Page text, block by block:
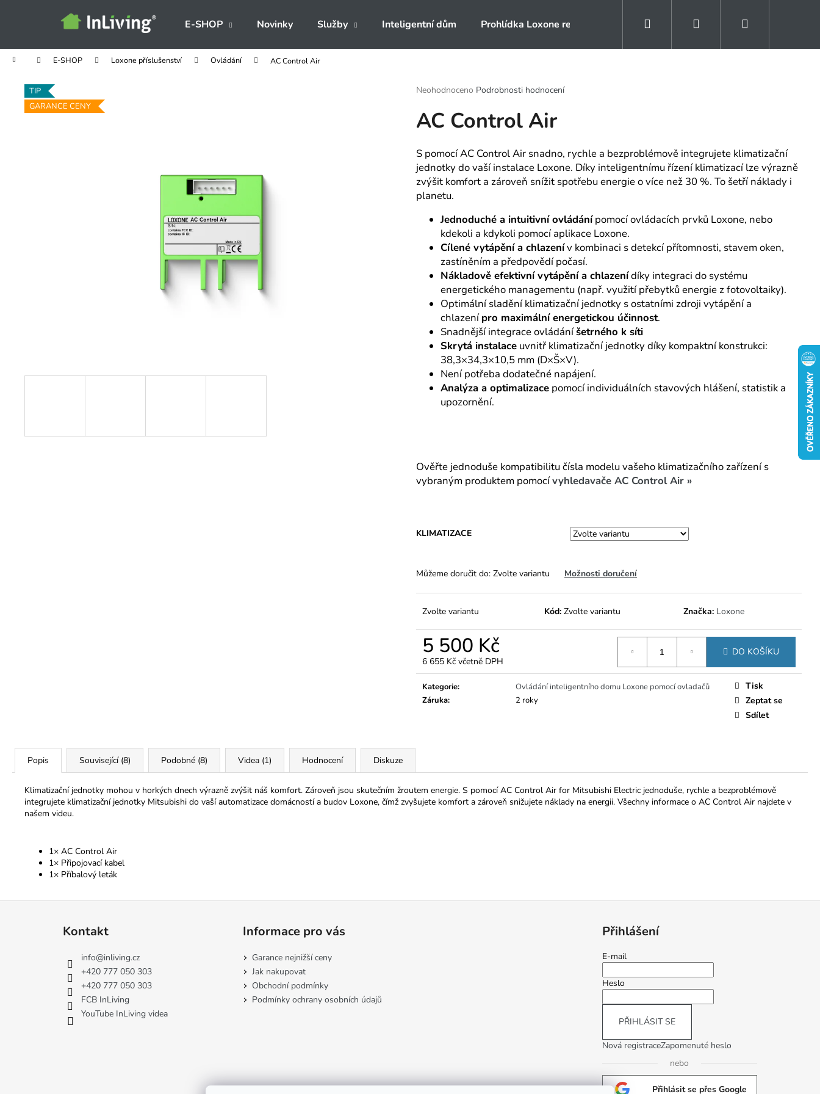
E-SHOP Novinky Služby Inteligentní dům Prohlídka Loxone rezidence Kontakty Naše reference
Přihlášení
Domů E-SHOP Loxone příslušenství Ovládání AC Control Air
Průměrné
produktu
je
z
5
hvězdiček.
Neohodnoceno Podrobnosti hodnocení
AC Control Air
S pomocí AC Control Air snadno, rychle a bezproblémově integrujete klimatizační
jednotky do vaší instalace Loxone. Díky inteligentnímu řízení klimatizací lze výrazně
zvýšit komfort a zároveň snížit spotřebu energie o více než 30 %. To šetří náklady i
planetu.
Jednoduché a intuitivní ovládání pomocí ovládacích prvků Loxone, nebo
kdekoli a kdykoli pomocí aplikace Loxone.
Cílené vytápění a chlazenív kombinaci s detekcí přítomnosti, stavem oken,
zastíněním a předpovědí počasí.
Nákladově efektivní vytápění a chlazenídíky integraci do systému
energetického managementu (např. využití přebytků energie z fotovoltaiky).
Optimální sladění klimatizační jednotky s ostatními zdroji vytápění a
chlazení pro maximální energetickou účinnost.
Snadnější integrace ovládáníšetrného k síti
Skrytá instalace uvnitř klimatizační jednotky díky kompaktní konstrukci:
38,3×34,3×10,5 mm (D×Š×V).
Není potřeba dodatečné napájení.
Analýza a optimalizace pomocí individuálních stavových hlášení, statistik a
upozornění.
Ověřte jednoduše kompatibilitu čísla modelu vašeho klimatizačního zařízení s
vybraným produktem pomocívyhledavače AC Control Air »
KLIMATIZACE
Můžeme doručit do: Zvolte variantu Možnosti doručení
Zvolte variantu Kód: Zvolte variantu Značka: Loxone
5 500 Kč
6 655 Kč včetně DPH
Měrná
cena:
DO KOŠÍKU
Kategorie:
Ovládání inteligentního domu Loxone pomocí ovladačů
Záruka: 2 roky
Tisk
Zeptat se
Sdílet
TIP
GARANCE CENY
Popis Související (8) Podobné (8) Videa (1) Hodnocení Diskuze
Klimatizační jednotky mohou v horkých dnech výrazně zvýšit náš komfort. Zároveň jsou skutečním žroutem energie. S pomocí AC Control Air for Mitsubishi Electric jednoduše, rychle a bezproblémově
integrujete klimatizační jednotky Mitsubishi do vaší automatizace domácností a budov Loxone, čímž zvyšujete komfort a zároveň snižujete náklady na energii. Všechny informace o AC Control Air najdete v
našem videu.
1× AC Control Air
1× Připojovací kabel
1× Příbalový leták
í
do
obchodu
do
obchodu
Co potřebujete najít?
HLEDAT
Kontakt
info@inliving.cz
+420 777 050 303
+420 777 050 303
FCB InLiving
YouTube InLiving videa
Informace pro vás
Garance nejnižší ceny
Jak nakupovat
Obchodní podmínky
Podmínky ochrany osobních údajů
Přihlášení
E-mail
Heslo
PŘIHLÁSIT SE
Nová registraceZapomenuté heslo
nebo
Přihlásit se přes Google